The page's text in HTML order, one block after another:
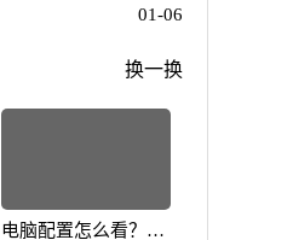
01-06
换一换
电脑配置怎么看？教